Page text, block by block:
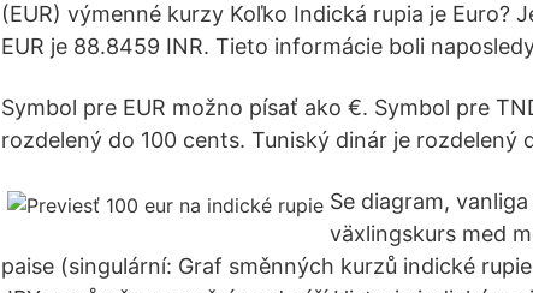
(EUR) výmenné kurzy Koľko Indická rupia je Euro?
EUR je 88.8459 INR. Tieto informácie boli
Symbol pre EUR možno písať ako €. Symbol pre
rozdelený do 100 cents. Tuniský dinár je rozdelený
Se diagram,
växlingskurs med
paise (singulární: Graf směnných kurzů indické rupie